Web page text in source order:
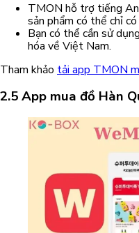
TMON hỗ trợ tiếng
sản phẩm có thể chỉ
Bạn có thể cần sử
hóa về Việt Nam.
Tham khảo tải app TMON
2.5 App mua đồ Hàn